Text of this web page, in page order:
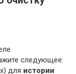
следующее:
для истории